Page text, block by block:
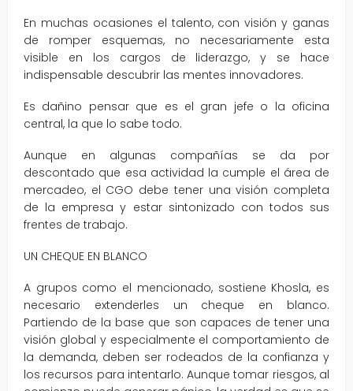
En muchas ocasiones el talento, con visión y ganas
de romper esquemas, no necesariamente esta
visible en los cargos de liderazgo, y se hace
indispensable descubrir las mentes innovadores.
Es dañino pensar que es el gran jefe o la oficina
central, la que lo sabe todo.
Aunque en algunas compañías se da por
descontado que esa actividad la cumple el área de
mercadeo, el CGO debe tener una visión completa
de la empresa y estar sintonizado con todos sus
frentes de trabajo.
UN CHEQUE EN BLANCO
A grupos como el mencionado, sostiene Khosla, es
necesario extenderles un cheque en blanco.
Partiendo de la base que son capaces de tener una
visión global y especialmente el comportamiento de
la demanda, deben ser rodeados de la confianza y
los recursos para intentarlo. Aunque tomar riesgos, al